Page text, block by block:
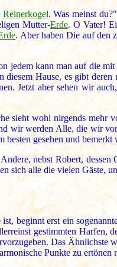
Reinerkogel. Was meinst
Mutter-Erde. O Vater!
. Aber haben Die auf den
jedem kann man auf die
Hause, es gibt
Jetzt aber sehen wir
sieht wohl nirgends mehr
wir werden Alle, die wir
besten gesehen und bemerkt
nebst Robert, dessen
sich alle die vielen Gäste,
beginnt erst ein
gestimmten Harfen,
Das Ähnlichste
Punkte zu ertönen